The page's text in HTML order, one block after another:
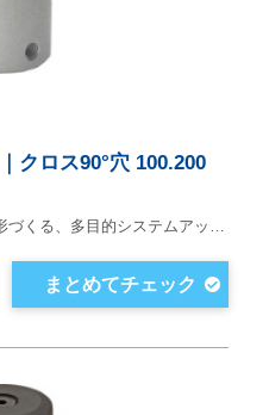
クロス90°穴 100.200
づくる、多目的システムアッ…